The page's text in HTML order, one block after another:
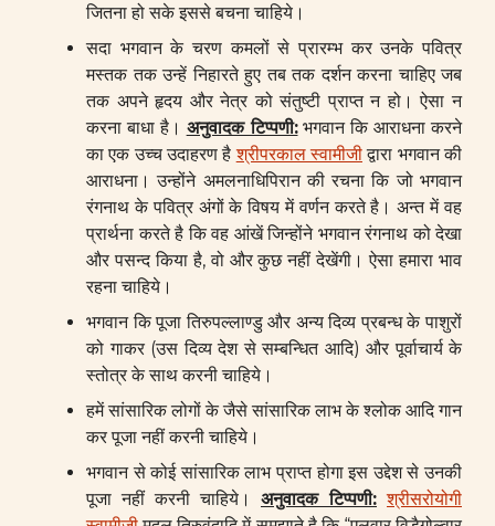
जितना हो सके इससे बचना चाहिये।
सदा भगवान के चरण कमलों से प्रारम्भ कर उनके पवित्र
मस्तक तक उन्हें निहारते हुए तब तक दर्शन करना चाहिए जब
तक अपने हृदय और नेत्र को संतुष्टी प्राप्त न हो। ऐसा न
करना बाधा है। अनुवादक टिप्पणी:भगवान कि आराधना करने
का एक उच्च उदाहरण हैश्रीपरकाल स्वामीजीद्वारा भगवान की
आराधना। उन्होंने अमलनाधिपिरान की रचना कि जो भगवान
रंगनाथ के पवित्र अंगों के विषय में वर्णन करते है। अन्त में वह
प्रार्थना करते है कि वह आंखें जिन्होंने भगवान रंगनाथ को देखा
और पसन्द किया है, वो और कुछ नहीं देखेंगी। ऐसा हमारा भाव
रहना चाहिये।
भगवान कि पूजा तिरुपल्लाण्डु और अन्य दिव्य प्रबन्ध के पाशुरों
को गाकर (उस दिव्य देश से सम्बन्धित आदि) और पूर्वाचार्य के
स्तोत्र के साथ करनी चाहिये।
हमें सांसारिक लोगों के जैसे सांसारिक लाभ के श्लोक आदि गान
कर पूजा नहीं करनी चाहिये।
भगवान से कोई सांसारिक लाभ प्राप्त होगा इस उद्देश से उनकी
पूजा नहीं करनी चाहिये। अनुवादक टिप्पणी: श्रीसरोयोगी